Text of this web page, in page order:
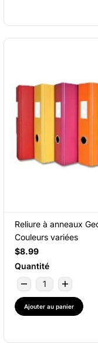
Reliure à anneaux
Couleurs variées
$8.99
Quantité
Ajouter au panier